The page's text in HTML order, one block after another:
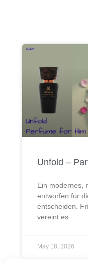
Unfold –
Ein modernes,
entworfen für
entscheiden.
vereint es
May 18, 2026